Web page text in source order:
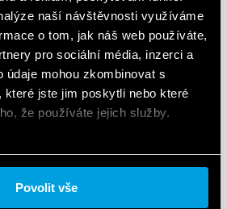
naší návštěvnosti využíváme
o tom, jak náš web používáte,
pro sociální média, inzerci a
údaje mohou zkombinovat s
jste jim poskytli nebo které
že používáte jejich služby.
Povolit vše
- Industrial